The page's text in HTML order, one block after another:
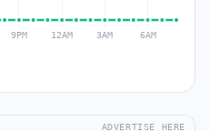
ADVERTISE HERE